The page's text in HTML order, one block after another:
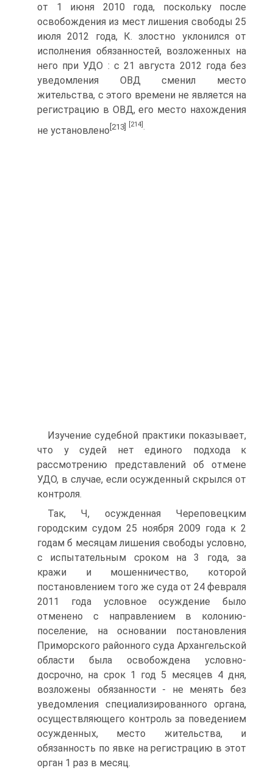
от 1 июня 2010 года, поскольку после
освобождения из мест лишения свободы 25
июля 2012 года, К. злостно уклонился от
исполнения обязанностей, возложенных на
него при УДО : с 21 августа 2012 года без
уведомления ОВД сменил место
жительства, с этого времени не является на
регистрацию в ОВД, его место нахождения
не установлено [213] [214] .
Изучение судебной практики показывает,
что у судей нет единого подхода к
рассмотрению представлений об отмене
УДО, в случае, если осужденный скрылся от
контроля.
Так, Ч, осужденная Череповецким
городским судом 25 ноября 2009 года к 2
годам б месяцам лишения свободы условно,
с испытательным сроком на 3 года, за
кражи и мошенничество, которой
постановлением того же суда от 24 февраля
2011 года условное осуждение было
отменено с направлением в колонию-
поселение, на основании постановления
Приморского районного суда Архангельской
области была освобождена условно-
досрочно, на срок 1 год 5 месяцев 4 дня,
возложены обязанности - не менять без
уведомления специализированного органа,
осуществляющего контроль за поведением
осужденных, место жительства, и
обязанность по явке на регистрацию в этот
орган 1 раз в месяц.